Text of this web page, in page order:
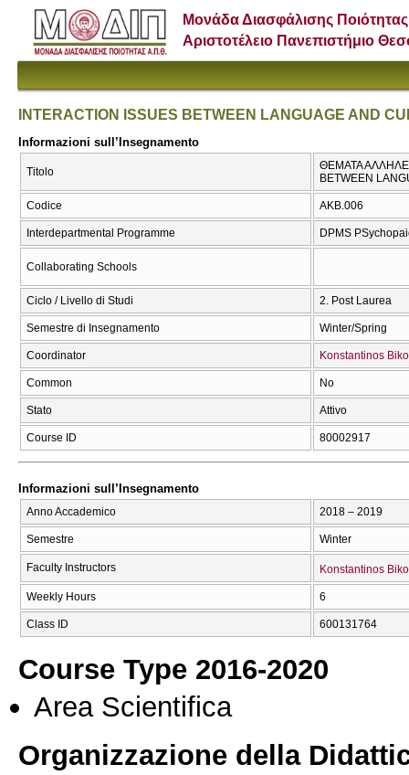
Μονάδα Διασφάλισης Ποιότητας
Αριστοτέλειο Πανεπιστήμιο
INTERACTION ISSUES BETWEEN LANGUAGE AND
Informazioni sull’Insegnamento
Titolo
ΘΕΜΑΤΑ
BETWEEN
Codice ΑΚΒ.006
Interdepartmental Programme DPMS
Collaborating Schools
Ciclo / Livello di Studi 2. Post Laurea
Semestre di Insegnamento Winter/Spring
Coordinator Konstantinos
Common No
Stato Attivo
Course ID 80002917
Informazioni sull’Insegnamento
Anno Accademico 2018 – 2019
Semestre Winter
Faculty Instructors Konstantinos
Weekly Hours 6
Class ID 600131764
Course Type 2016-2020
Area Scientifica
Organizzazione della